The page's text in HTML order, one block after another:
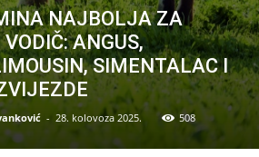
NAJBOLJA ZA
ANGUS,
SIMENTALAC I
- 28. kolovoza 2025. 508